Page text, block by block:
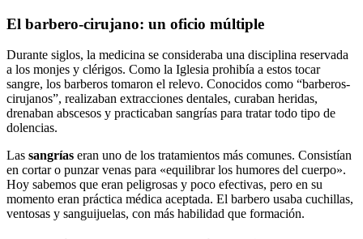
El barbero-cirujano: un oficio múltiple
Durante siglos, la medicina se consideraba una disciplina reservada
a los monjes y clérigos. Como la Iglesia prohibía a estos tocar
sangre, los barberos tomaron el relevo. Conocidos como “barberos-
cirujanos”, realizaban extracciones dentales, curaban heridas,
drenaban abscesos y practicaban sangrías para tratar todo tipo de
dolencias.
Las sangrías eran uno de los tratamientos más comunes. Consistían
en cortar o punzar venas para «equilibrar los humores del cuerpo».
Hoy sabemos que eran peligrosas y poco efectivas, pero en su
momento eran práctica médica aceptada. El barbero usaba cuchillas,
ventosas y sanguijuelas, con más habilidad que formación.